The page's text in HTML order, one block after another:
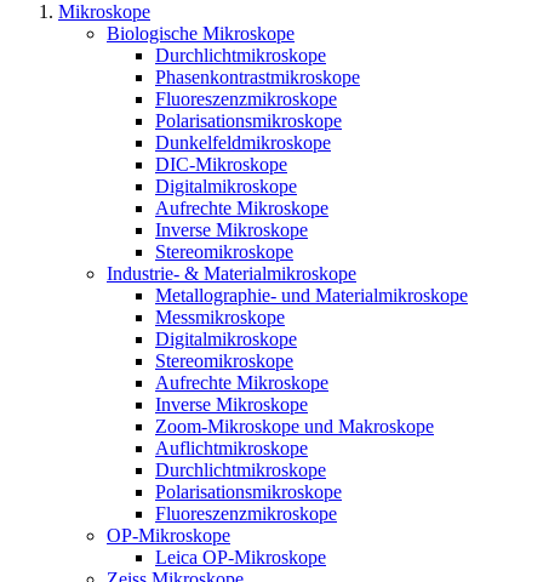
Mikroskope
Biologische Mikroskope
Durchlichtmikroskope
Phasenkontrastmikroskope
Fluoreszenzmikroskope
Polarisationsmikroskope
Dunkelfeldmikroskope
DIC-Mikroskope
Digitalmikroskope
Aufrechte Mikroskope
Inverse Mikroskope
Stereomikroskope
Industrie- & Materialmikroskope
Metallographie- und Materialmikroskope
Messmikroskope
Digitalmikroskope
Stereomikroskope
Aufrechte Mikroskope
Inverse Mikroskope
Zoom-Mikroskope und Makroskope
Auflichtmikroskope
Durchlichtmikroskope
Polarisationsmikroskope
Fluoreszenzmikroskope
OP-Mikroskope
Leica OP-Mikroskope